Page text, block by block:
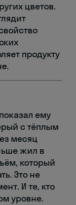
цветов.
продукту
ему
с тёплым
месяц
жил в
который
Это не
И те, кто
уровне.